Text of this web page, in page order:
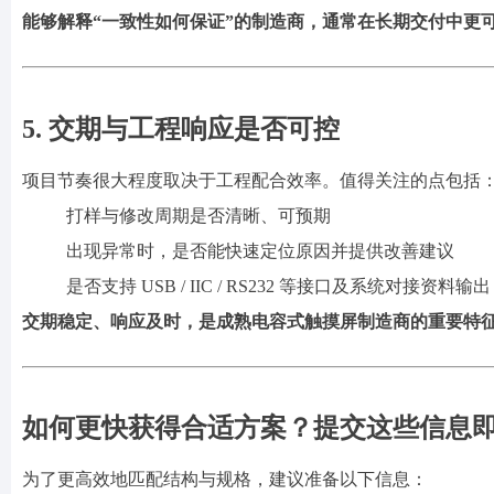
能够解释“一致性如何保证”的制造商，通常在长期交付中更可
5. 交期与工程响应是否可控
项目节奏很大程度取决于工程配合效率。值得关注的点包括：
打样与修改周期是否清晰、可预期
出现异常时，是否能快速定位原因并提供改善建议
是否支持 USB / IIC / RS232 等接口及系统对接资料输出
交期稳定、响应及时，是成熟电容式触摸屏制造商的重要特征
如何更快获得合适方案？提交这些信息
为了更高效地匹配结构与规格，建议准备以下信息：